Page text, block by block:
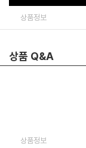
상품정보
상품 Q&A
상품정보